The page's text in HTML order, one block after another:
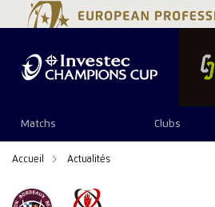
Matchs Clubs
Accueil Actualités
28 13